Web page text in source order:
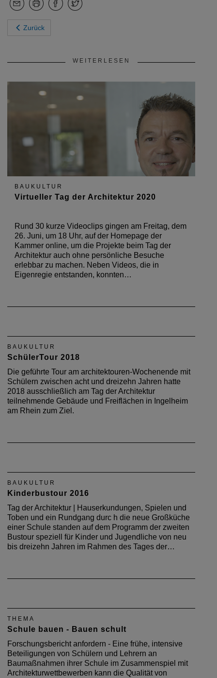
Zurück
WEITERLESEN
BAUKULTUR
Virtueller Tag der Architektur 2020
Rund 30 kurze Videoclips gingen am Freitag, dem
26. Juni, um 18 Uhr, auf der Homepage der
Kammer online, um die Projekte beim Tag der
Architektur auch ohne persönliche Besuche
erlebbar zu machen. Neben Videos, die in
Eigenregie entstanden, konnten…
BAUKULTUR
SchülerTour 2018
Die geführte Tour am architektouren-Wochenende mit
Schülern zwischen acht und dreizehn Jahren hatte
2018 ausschließlich am Tag der Architektur
teilnehmende Gebäude und Freiflächen in Ingelheim
am Rhein zum Ziel.
BAUKULTUR
Kinderbustour 2016
Tag der Architektur | Hauserkundungen, Spielen und
Toben und ein Rundgang durc h die neue Großküche
einer Schule standen auf dem Programm der zweiten
Bustour speziell für Kinder und Jugendliche von neu
bis dreizehn Jahren im Rahmen des Tages der…
THEMA
Schule bauen - Bauen schult
Forschungsbericht anfordern - Eine frühe, intensive
Beteiligungen von Schülern und Lehrern an
Baumaßnahmen ihrer Schule im Zusammenspiel mit
Architekturwettbewerben kann die Qualität von